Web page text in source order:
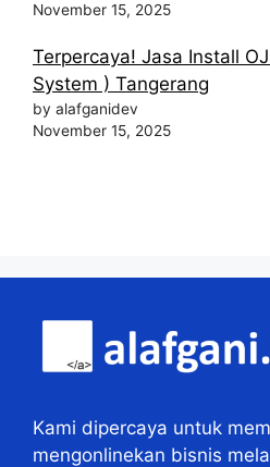
November 15, 2025
Terpercaya! Jasa Install
System ) Tangerang
by alafganidev
November 15, 2025
Kami dipercaya untuk
mengonlinekan bisnis